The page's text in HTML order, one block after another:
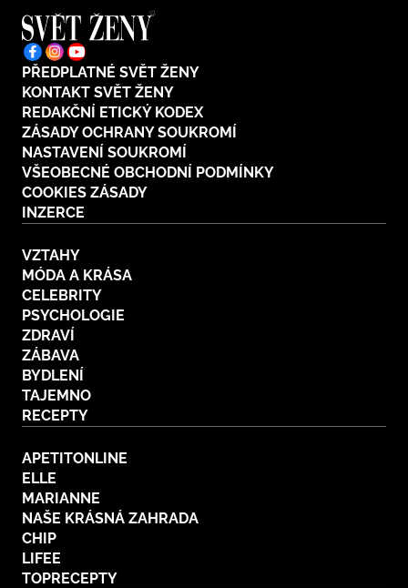
PŘEDPLATNÉ SVĚT ŽENY
KONTAKT SVĚT ŽENY
REDAKČNÍ ETICKÝ KODEX
ZÁSADY OCHRANY SOUKROMÍ
NASTAVENÍ SOUKROMÍ
VŠEOBECNÉ OBCHODNÍ PODMÍNKY
COOKIES ZÁSADY
INZERCE
VZTAHY
MÓDA A KRÁSA
CELEBRITY
PSYCHOLOGIE
ZDRAVÍ
ZÁBAVA
BYDLENÍ
TAJEMNO
RECEPTY
APETITONLINE
ELLE
MARIANNE
NAŠE KRÁSNÁ ZAHRADA
CHIP
LIFEE
TOPRECEPTY